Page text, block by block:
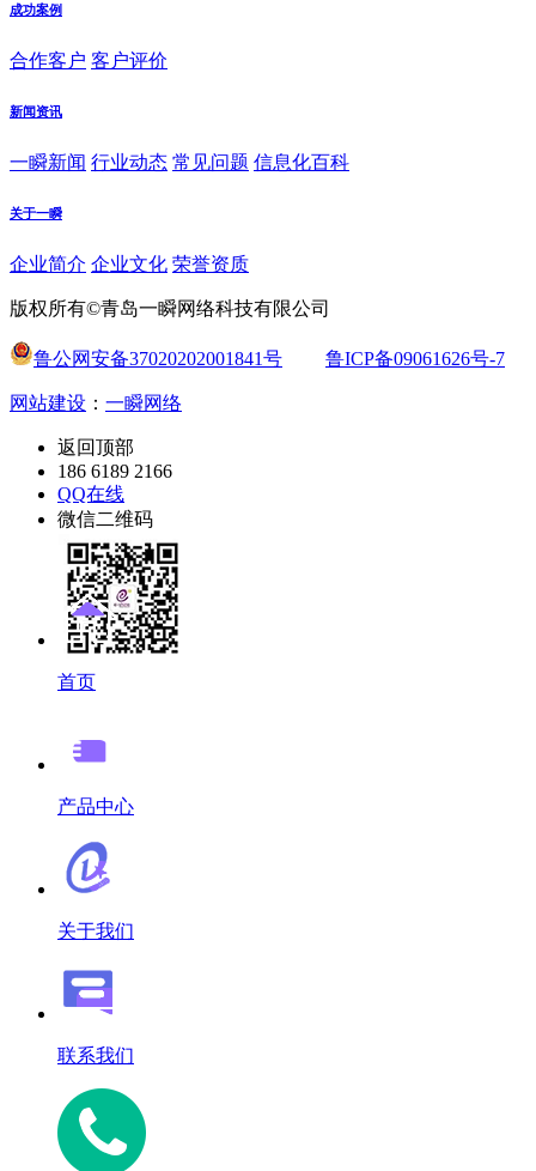
成功案例
合作客户 客户评价
新闻资讯
一瞬新闻 行业动态 常见问题 信息化百科
关于一瞬
企业简介 企业文化 荣誉资质
版权所有©青岛一瞬网络科技有限公司
鲁公网安备37020202001841号 鲁ICP备09061626号-7
网站建设 ： 一瞬网络
返回顶部
186 6189 2166
QQ在线
微信二维码
首页
产品中心
关于我们
联系我们